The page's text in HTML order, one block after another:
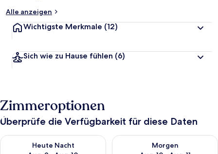
Alle anzeigen
Wichtigste Merkmale (12)
Sich wie zu Hause fühlen (6)
Zimmeroptionen
Überprüfe die Verfügbarkeit für diese Daten
Heute Nacht
Überprüfe die Verfügbarkeit für heute Nacht, Aug. 9 - Aug.
Morgen
Überprüfe die Verfügbarkeit